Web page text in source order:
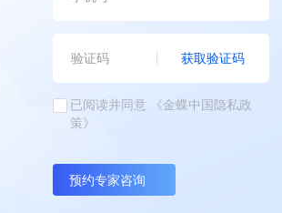
获取验证码
已阅读并同意
《金蝶中国隐私政
策》
预约专家咨询